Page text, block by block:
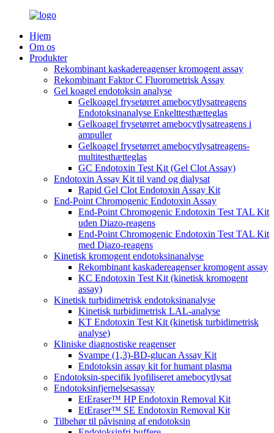
Hjem
Om os
Produkter
Rekombinant kaskadereagenser kromogent assay
Rekombinant Faktor C Fluorometrisk Assay
Gel koagel endotoksin analyse
Gelkoagel frysetørret amebocytlysatreagens
Endotoksinanalyse Enkelttesthætteglas
Gelkoagel frysetørret amebocytlysatreagens i
ampuller
Gelkoagel frysetørret amebocytlysatreagens-
multitesthætteglas
GC Endotoxin Test Kit (Gel Clot Assay)
Endotoxin Assay Kit til vand og dialysat
Rapid Gel Clot Endotoxin Assay Kit
End-Point Chromogenic Endotoxin Assay
End-Point Chromogenic Endotoxin Test TAL Kit
uden Diazo-reagens
End-Point Chromogenic Endotoxin Test TAL Kit
med Diazo-reagens
Kinetisk kromogent endotoksinanalyse
Rekombinant kaskadereagenser kromogent assay
KC Endotoxin Test Kit (kinetisk kromogent
assay)
Kinetisk turbidimetrisk endotoksinanalyse
Kinetisk turbidimetrisk LAL-analyse
KT Endotoxin Test Kit (kinetisk turbidimetrisk
analyse)
Kliniske diagnostiske reagenser
Svampe (1,3)-BD-glucan Assay Kit
Endotoksin assay kit for humant plasma
Endotoksin-specifik lyofiliseret amebocytlysat
Endotoksinfjernelsesassay
EtEraser™ HP Endotoxin Removal Kit
EtEraser™ SE Endotoxin Removal Kit
Tilbehør til påvisning af endotoksin